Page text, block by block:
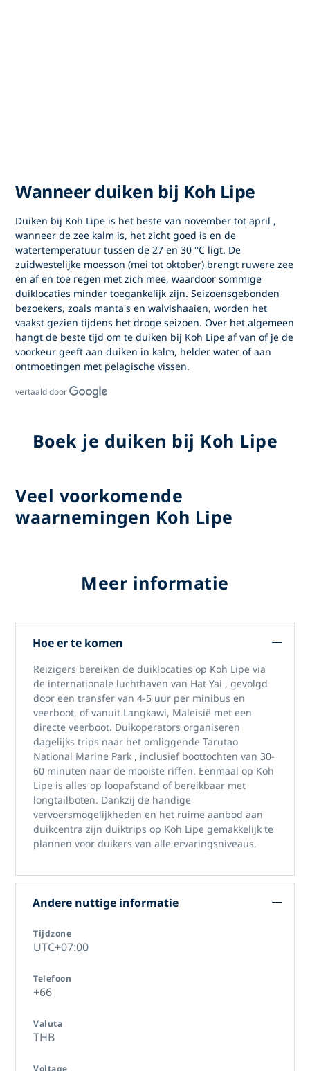
Wanneer duiken bij Koh Lipe
Duiken bij Koh Lipe is het beste van november tot april ,
wanneer de zee kalm is, het zicht goed is en de
watertemperatuur tussen de 27 en 30 °C ligt. De
zuidwestelijke moesson (mei tot oktober) brengt ruwere zee
en af en toe regen met zich mee, waardoor sommige
duiklocaties minder toegankelijk zijn. Seizoensgebonden
bezoekers, zoals manta's en walvishaaien, worden het
vaakst gezien tijdens het droge seizoen. Over het algemeen
hangtde beste tijd om te duiken bij Koh Lipe af van of je de
voorkeur geeft aan duiken in kalm, helder water of aan
ontmoetingen met pelagische vissen.
vertaald door
Boek je duiken bij Koh Lipe
Veel voorkomende
waarnemingen Koh Lipe
Meer informatie
Hoe er te komen
Reizigers bereikende duiklocaties op Koh Lipe via
de internationale luchthaven van Hat Yai , gevolgd
door een transfer van 4-5 uur per minibus en
veerboot, of vanuit Langkawi, Maleisië met een
directe veerboot. Duikoperators organiseren
dagelijks trips naar het omliggendeTarutao
National Marine Park , inclusief boottochten van 30-
60 minuten naar de mooiste riffen. Eenmaal op Koh
Lipe is alles op loopafstand of bereikbaar met
longtailboten. Dankzij de handige
vervoersmogelijkheden en het ruime aanbod aan
duikcentra zijnduiktrips op Koh Lipe gemakkelijk te
plannen voor duikers van alle ervaringsniveaus.
Andere nuttige informatie
Tijdzone
UTC+07:00
Telefoon
+66
Valuta
THB